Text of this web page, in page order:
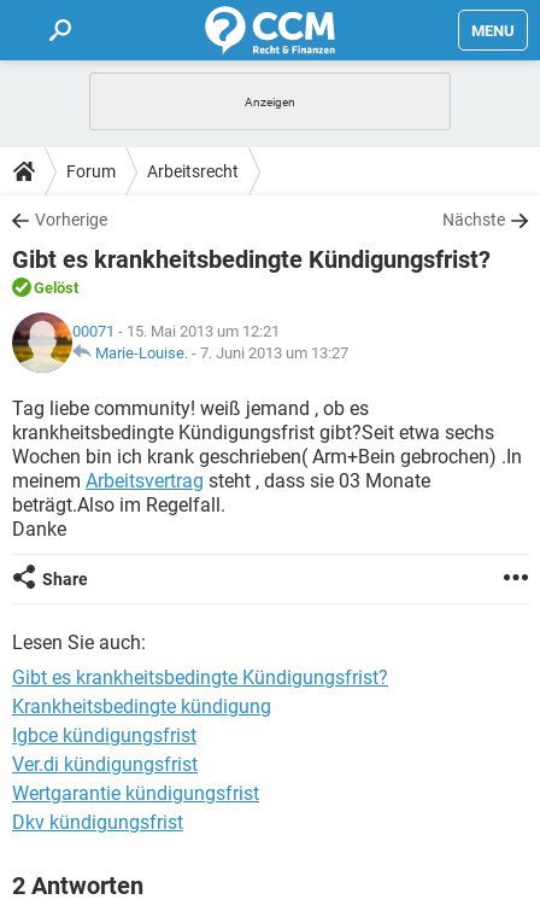
MENU
FORUM
TIPPS
LEXIKON
Forum Arbeitsrecht
Vorherige Nächste
Gibt es krankheitsbedingte Kündigungsfrist?
Gelöst
00071 - 15. Mai 2013 um 12:21
Marie-Louise. - 7. Juni 2013 um 13:27
Tag liebe community! weiß jemand , ob es
krankheitsbedingte Kündigungsfrist gibt?Seit etwa sechs
Wochen bin ich krank geschrieben( Arm+Bein gebrochen) .In
meinem Arbeitsvertrag steht , dass sie 03 Monate
beträgt.Also im Regelfall.
Danke
Share
Lesen Sie auch:
Gibt es krankheitsbedingte Kündigungsfrist?
Krankheitsbedingte kündigung
Igbce kündigungsfrist
Ver.di kündigungsfrist
Wertgarantie kündigungsfrist
Dkv kündigungsfrist
2 Antworten